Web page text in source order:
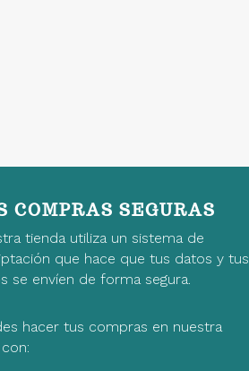
COMPRAS SEGURAS
tienda utiliza un sistema de
que hace que tus datos y tus
se envíen de forma segura.
hacer tus compras en nuestra